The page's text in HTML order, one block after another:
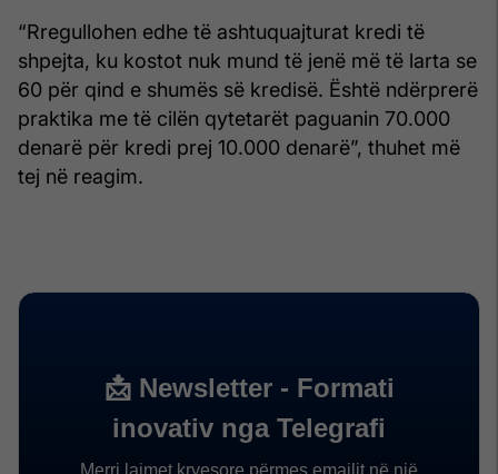
“Rregullohen edhe të ashtuquajturat kredi të
shpejta, ku kostot nuk mund të jenë më të larta se
60 për qind e shumës së kredisë. Është ndërprerë
praktika me të cilën qytetarët paguanin 70.000
denarë për kredi prej 10.000 denarë”, thuhet më
tej në reagim.